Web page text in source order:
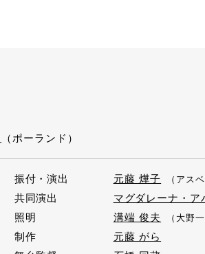
（ポーランド）
振付・演出 元藤 燁子 （アス
共同演出
マグダレーナ・ア
照明
溝端 俊夫 （大野
制作
元藤 がら